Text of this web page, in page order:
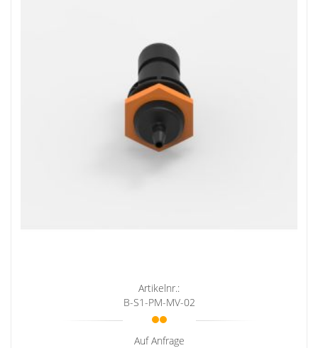
Artikelnr.:
B-S1-PM-MV-02
Auf Anfrage